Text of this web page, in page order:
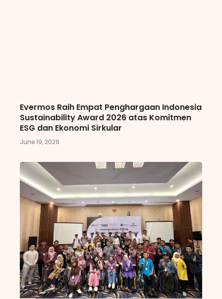
Evermos Raih Empat Penghargaan Indonesia
Sustainability Award 2026 atas Komitmen
ESG dan Ekonomi Sirkular
June 19, 2026